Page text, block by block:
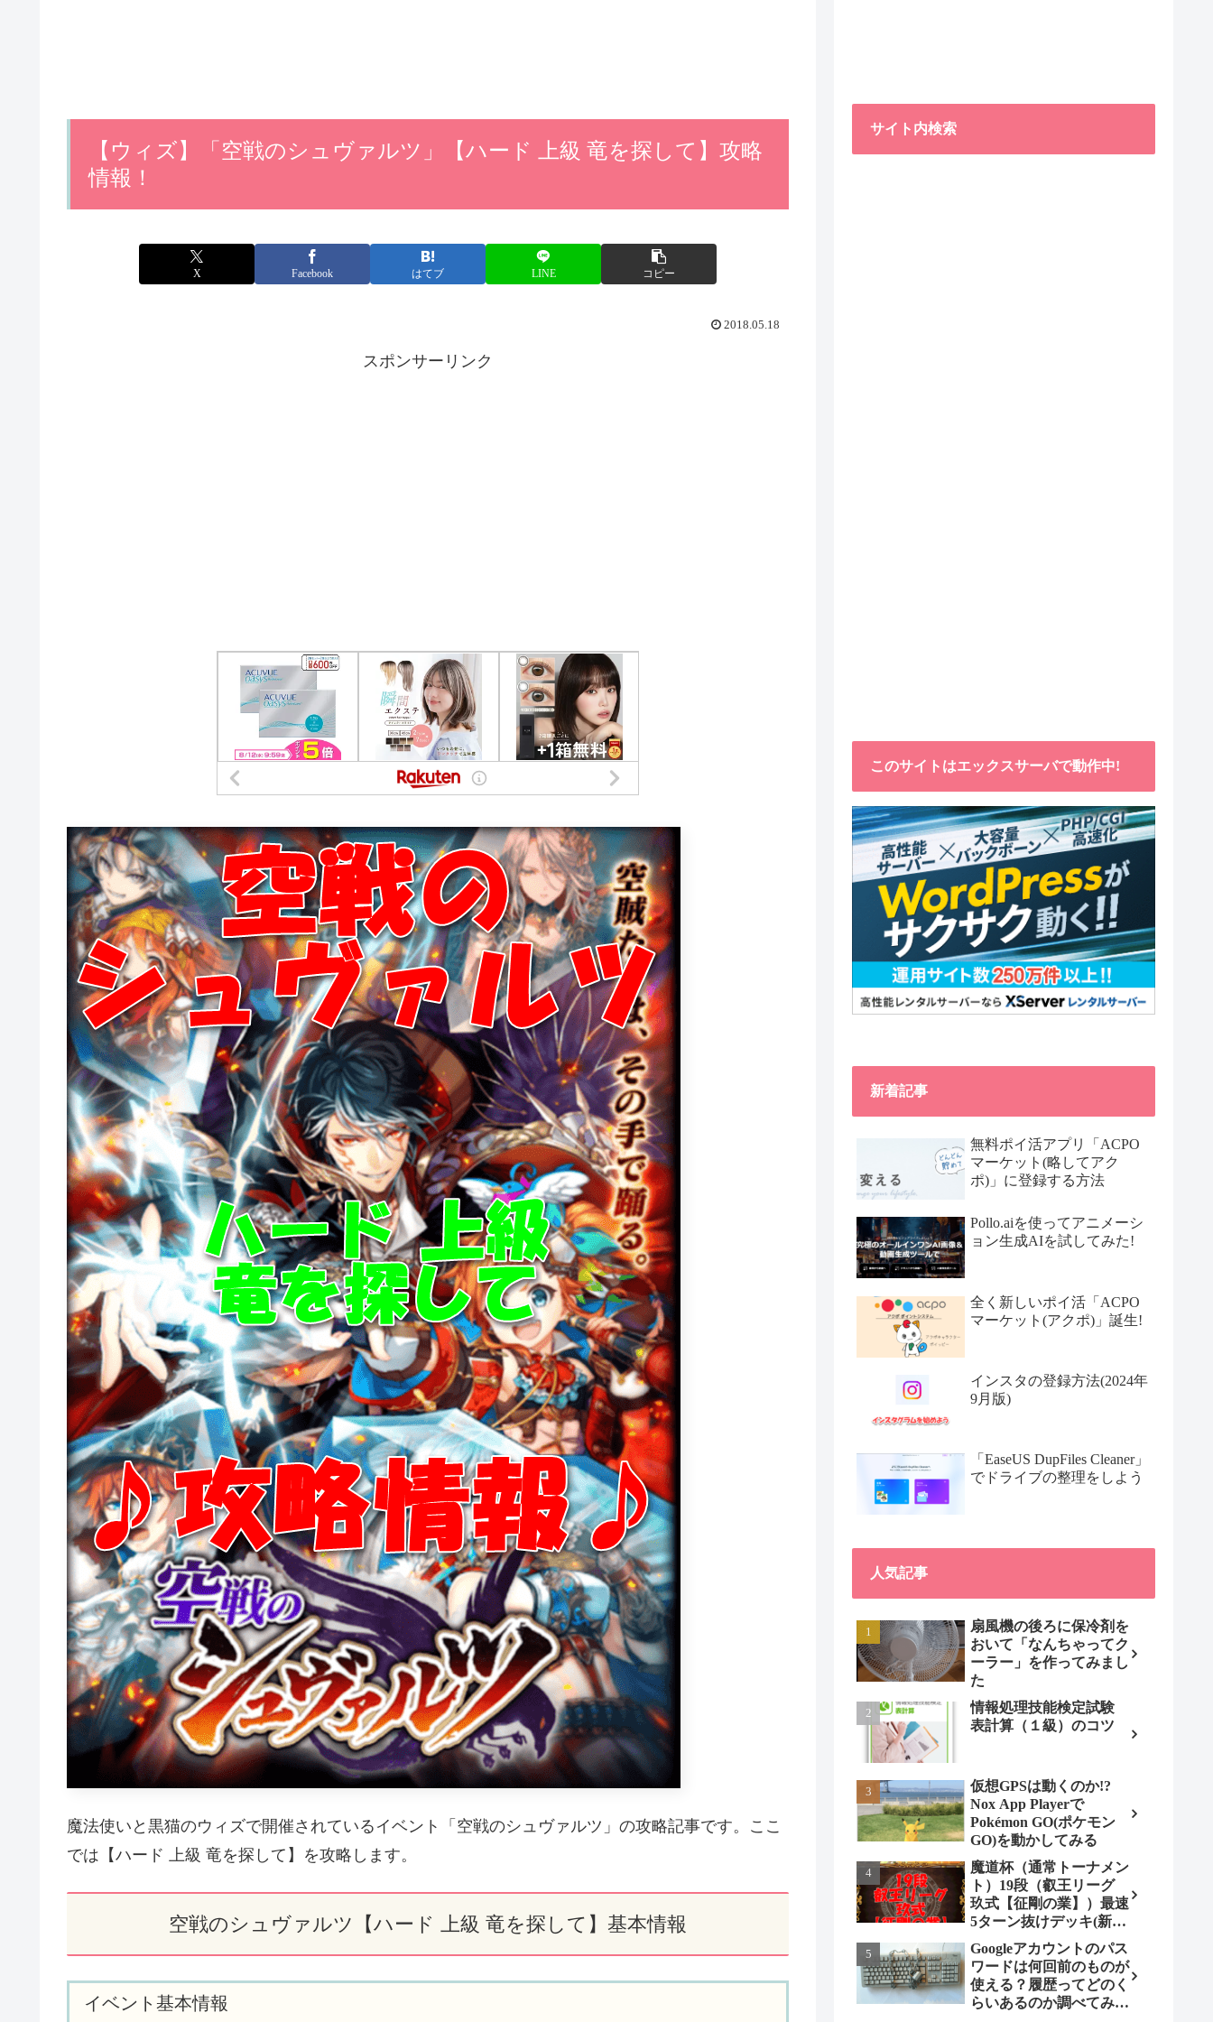
【ウィズ】「空戦のシュヴァルツ」【ハード 上級 竜を探して】攻略
情報！
X Facebook はてブ LINE コピー
2018.05.18
スポンサーリンク
魔法使いと黒猫のウィズで開催されているイベント「空戦のシュヴァルツ」の攻略記事です。ここ
では【ハード 上級 竜を探して】を攻略します。
空戦のシュヴァルツ【ハード 上級 竜を探して】基本情報
イベント基本情報
サイト内検索
このサイトはエックスサーバで動作中!
新着記事
無料ポイ活アプリ「ACPO
マーケット(略してアク
ポ)」に登録する方法
Pollo.aiを使ってアニメーシ
ョン生成AIを試してみた!
全く新しいポイ活「ACPO
マーケット(アクポ)」誕生!
インスタの登録方法(2024年
9月版)
「EaseUS DupFiles Cleaner」
でドライブの整理をしよう
人気記事
扇風機の後ろに保冷剤を
おいて「なんちゃってク
ーラー」を作ってみまし
た
情報処理技能検定試験
表計算（１級）のコツ
仮想GPSは動くのか!?
Nox App Playerで
Pokémon GO(ポケモン
GO)を動かしてみる
魔道杯（通常トーナメン
ト）19段（叡王リーグ
玖式【征剛の業】）最速
5ターン抜けデッキ(新パ
ターン)!
Googleアカウントのパス
ワードは何回前のものが
使える？履歴ってどのく
らいあるのか調べてみま